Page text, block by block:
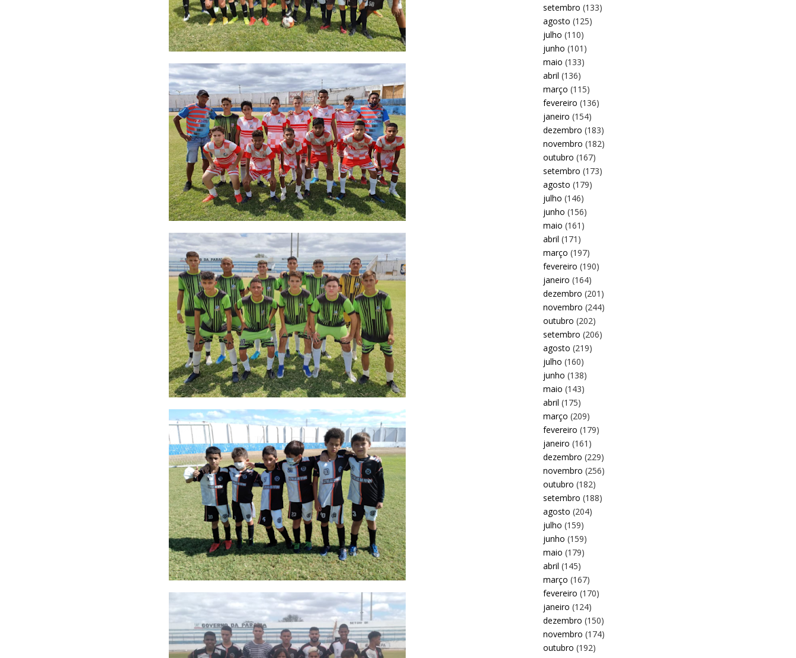
setembro (133)
agosto (125)
julho (110)
junho (101)
maio (133)
abril (136)
março (115)
fevereiro (136)
janeiro (154)
dezembro (183)
novembro (182)
outubro (167)
setembro (173)
agosto (179)
julho (146)
junho (156)
maio (161)
abril (171)
março (197)
fevereiro (190)
janeiro (164)
dezembro (201)
novembro (244)
outubro (202)
setembro (206)
agosto (219)
julho (160)
junho (138)
maio (143)
abril (175)
março (209)
fevereiro (179)
janeiro (161)
dezembro (229)
novembro (256)
outubro (182)
setembro (188)
agosto (204)
julho (159)
junho (159)
maio (179)
abril (145)
março (167)
fevereiro (170)
janeiro (124)
dezembro (150)
novembro (174)
outubro (192)